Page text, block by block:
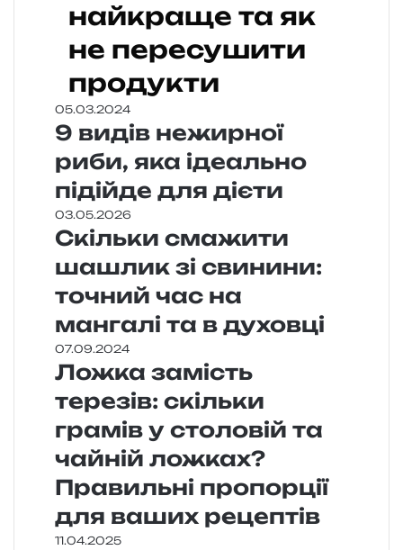
найкраще та як
не пересушити
продукти
05.03.2024
9 видів нежирної
риби, яка ідеально
підійде для дієти
03.05.2026
Скільки смажити
шашлик зі свинини:
точний час на
мангалі та в духовці
07.09.2024
Ложка замість
терезів: скільки
грамів у столовій та
чайній ложках?
Правильні пропорції
для ваших рецептів
11.04.2025